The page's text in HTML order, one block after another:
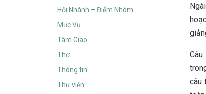
Câu
câu
Hội Nhánh – Điểm Nhóm
Mục Vụ
Tâm Giao
Thơ
Thông tin
Thư viện